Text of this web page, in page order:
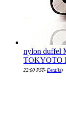
nylon duffel
TOKYOTO
22:00 PST- Details)